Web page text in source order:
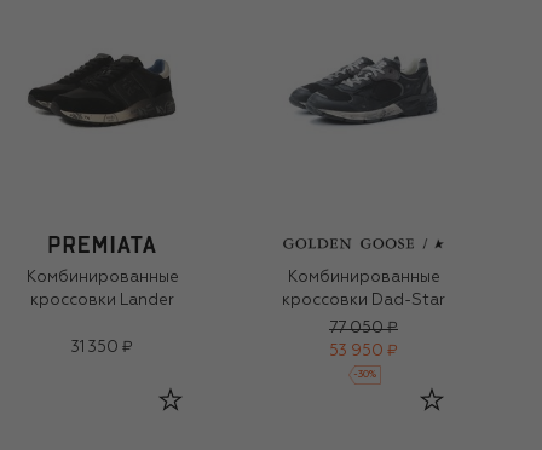
Комбинированные
кроссовки Lander
31 350 ₽
Комбинированные
кроссовки Dad-Star
77 050 ₽
53 950 ₽
-30%